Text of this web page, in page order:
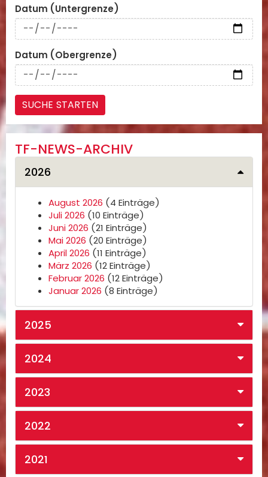
Datum (Untergrenze)
Datum (Obergrenze)
TF-NEWS-ARCHIV
2026
August 2026 (4 Einträge)
Juli 2026 (10 Einträge)
Juni 2026 (21 Einträge)
Mai 2026 (20 Einträge)
April 2026 (11 Einträge)
März 2026 (12 Einträge)
Februar 2026 (12 Einträge)
Januar 2026 (8 Einträge)
2025
2024
2023
2022
2021